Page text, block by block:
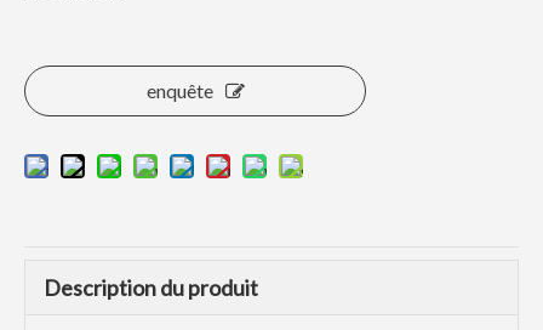
enquête
Description du produit